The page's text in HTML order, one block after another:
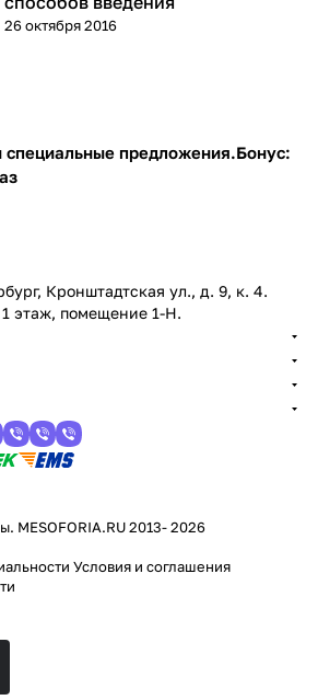
26 октября 2016
специальные предложения.Бонус:
Кронштадтская ул., д. 9, к. 4.
этаж, помещение 1-Н.
MESOFORIA.RU 2013- 2026
Условия и соглашения